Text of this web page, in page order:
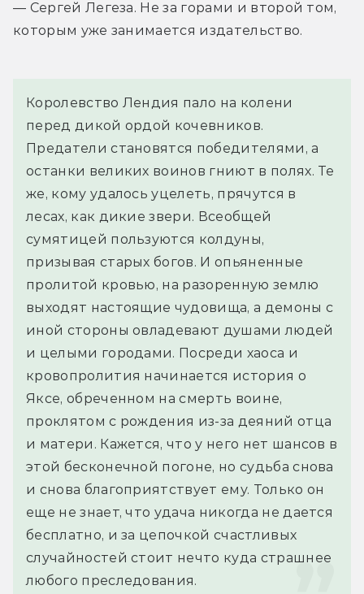
— Сергей Легеза. Не за горами и второй том,
которым уже занимается издательство.
Королевство Лендия пало на колени
перед дикой ордой кочевников.
Предатели становятся победителями, а
останки великих воинов гниют в полях. Те
же, кому удалось уцелеть, прячутся в
лесах, как дикие звери. Всеобщей
сумятицей пользуются колдуны,
призывая старых богов. И опьяненные
пролитой кровью, на разоренную землю
выходят настоящие чудовища, а демоны с
иной стороны овладевают душами людей
и целыми городами. Посреди хаоса и
кровопролития начинается история о
Яксе, обреченном на смерть воине,
проклятом с рождения из-за деяний отца
и матери. Кажется, что у него нет шансов в
этой бесконечной погоне, но судьба снова
и снова благоприятствует ему. Только он
еще не знает, что удача никогда не дается
бесплатно, и за цепочкой счастливых
случайностей стоит нечто куда страшнее
любого преследования.